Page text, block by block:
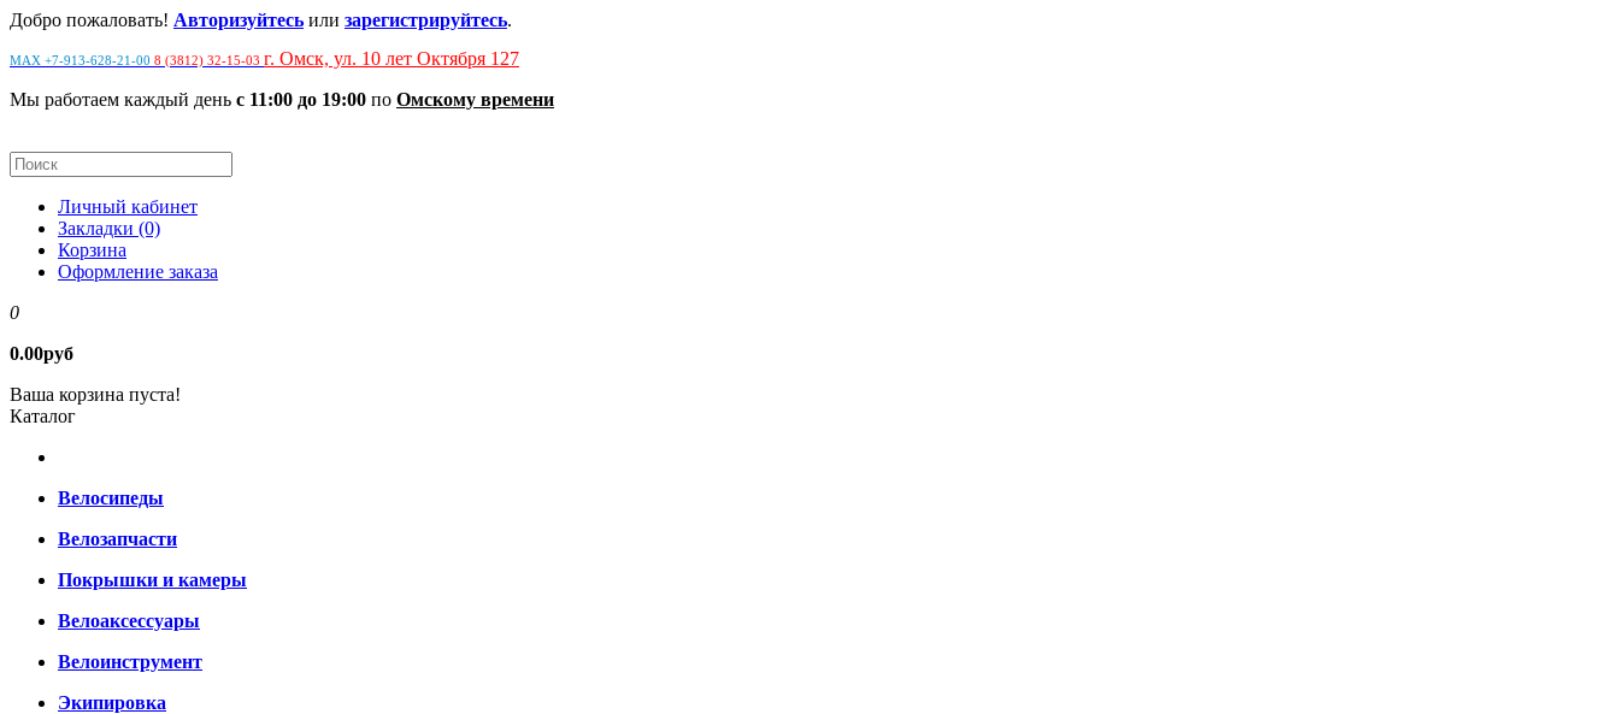
Добро пожаловать! Авторизуйтесь или зарегистрируйтесь.
MAX +7-913-628-21-00 8 (3812) 32-15-03 г. Омск, ул. 10 лет Октября 127
Мы работаем каждый день с 11:00 до 19:00 по Омскому времени
Личный кабинет
Закладки (0)
Корзина
Оформление заказа
0
0.00руб
Ваша корзина пуста!
Каталог
Велосипеды
Велозапчасти
Покрышки и камеры
Велоаксессуары
Велоинструмент
Экипировка